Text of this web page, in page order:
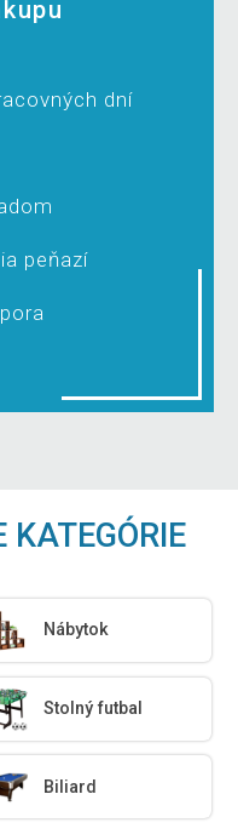
dní
peňazí
Nábytok
Stolný futbal
Biliard